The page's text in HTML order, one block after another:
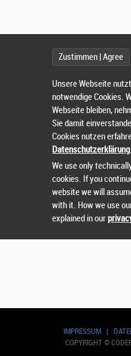
IMPRESSUM|
COPYRIGHT ©
Zustimmen | Agree
Unsere Webseite
notwendige Cookies.
Webseite bleiben,
Sie damit
Cookies nutzen
Datenschutzerklärung.
We use only
cookies. If you
website we will
with it. How we use
explained in our